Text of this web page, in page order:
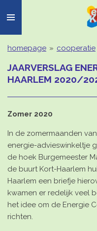
direct
naar
de
homepage » cooperatie
JAARVERSLAG
HAARLEM 2020/
Zomer 2020
In de zomermaanden
energie-advieswinkeltje
de hoek Burgemeester
de buurt Kort-Haarlem
Haarlem een briefje
kwamen er redelijk veel
het idee om de Energie
richten.